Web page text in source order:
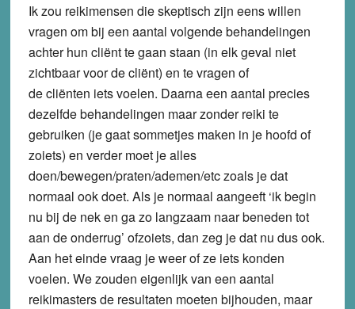
Ik zou reikimensen die skeptisch zijn eens willen
vragen om bij een aantal volgende behandelingen
achter hun cliënt te gaan staan (in elk geval niet
zichtbaar voor de cliënt) en te vragen of
de cliënten iets voelen. Daarna een aantal precies
dezelfde behandelingen maar zonder reiki te
gebruiken (je gaat sommetjes maken in je hoofd of
zoiets) en verder moet je alles
doen/bewegen/praten/ademen/etc zoals je dat
normaal ook doet. Als je normaal aangeeft ‘ik begin
nu bij de nek en ga zo langzaam naar beneden tot
aan de onderrug’ ofzoiets, dan zeg je dat nu dus ook.
Aan het einde vraag je weer of ze iets konden
voelen. We zouden eigenlijk van een aantal
reikimasters de resultaten moeten bijhouden, maar